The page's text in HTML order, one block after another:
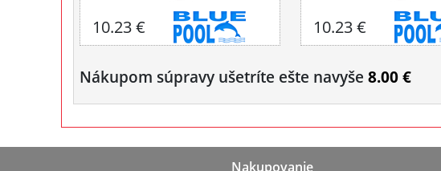
10.23 € 10.23 €
Nákupom súpravy ušetríte ešte navyše 8.00 €
Nakupovanie